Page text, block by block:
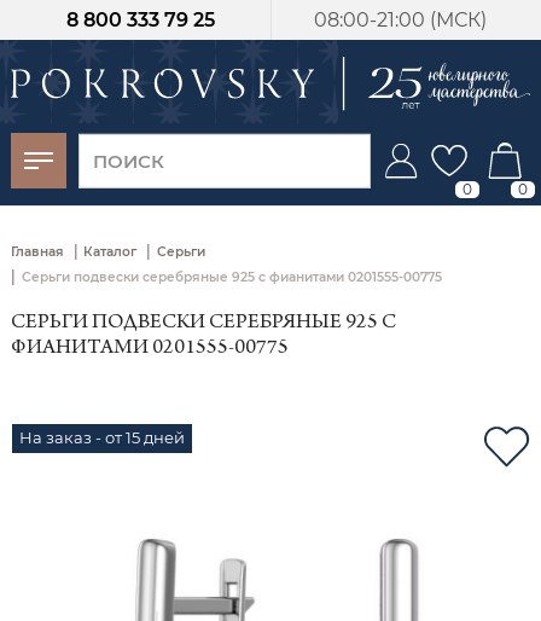
08:00-21:00 (МСК)
8 800 333 79 25
0 0
Главная | Каталог | Серьги
| Серьги подвески серебряные 925 с фианитами 0201555-00775
СЕРЬГИ ПОДВЕСКИ СЕРЕБРЯНЫЕ 925 С
ФИАНИТАМИ 0201555-00775
На заказ - от 15 дней
-30%
от 15 дней с
момента оплаты